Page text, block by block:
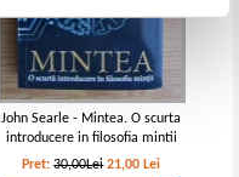
John Searle - Mintea. O scurta
introducere in filosofia mintii
Pret:30,00Lei 21,00 Lei